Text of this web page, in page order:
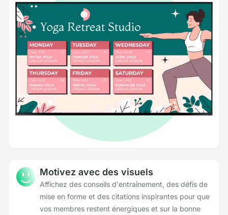
Motivez avec des visuels
Affichez des conseils d'entraînement, des défis de
mise en forme et des citations inspirantes pour que
vos membres restent énergiques et sur la bonne